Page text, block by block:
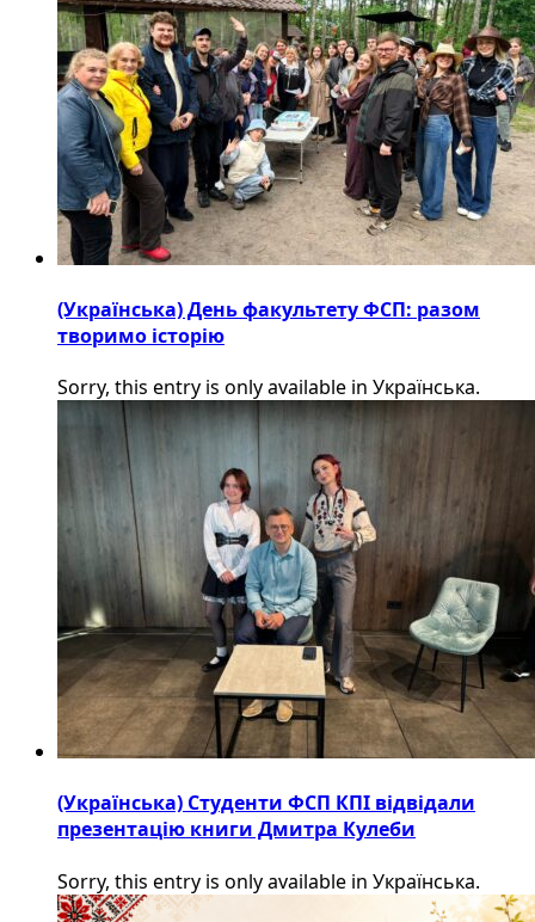
(Українська) День факультету ФСП: разом
творимо історію
Sorry, this entry is only available in Українська.
(Українська) Студенти ФСП КПІ відвідали
презентацію книги Дмитра Кулеби
Sorry, this entry is only available in Українська.